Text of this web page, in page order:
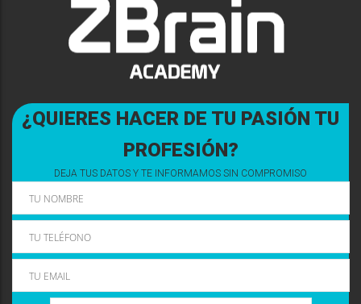
¿QUIERES HACER DE TU PASIÓN TU
PROFESIÓN?
DEJA TUS DATOS Y TE INFORMAMOS SIN COMPROMISO